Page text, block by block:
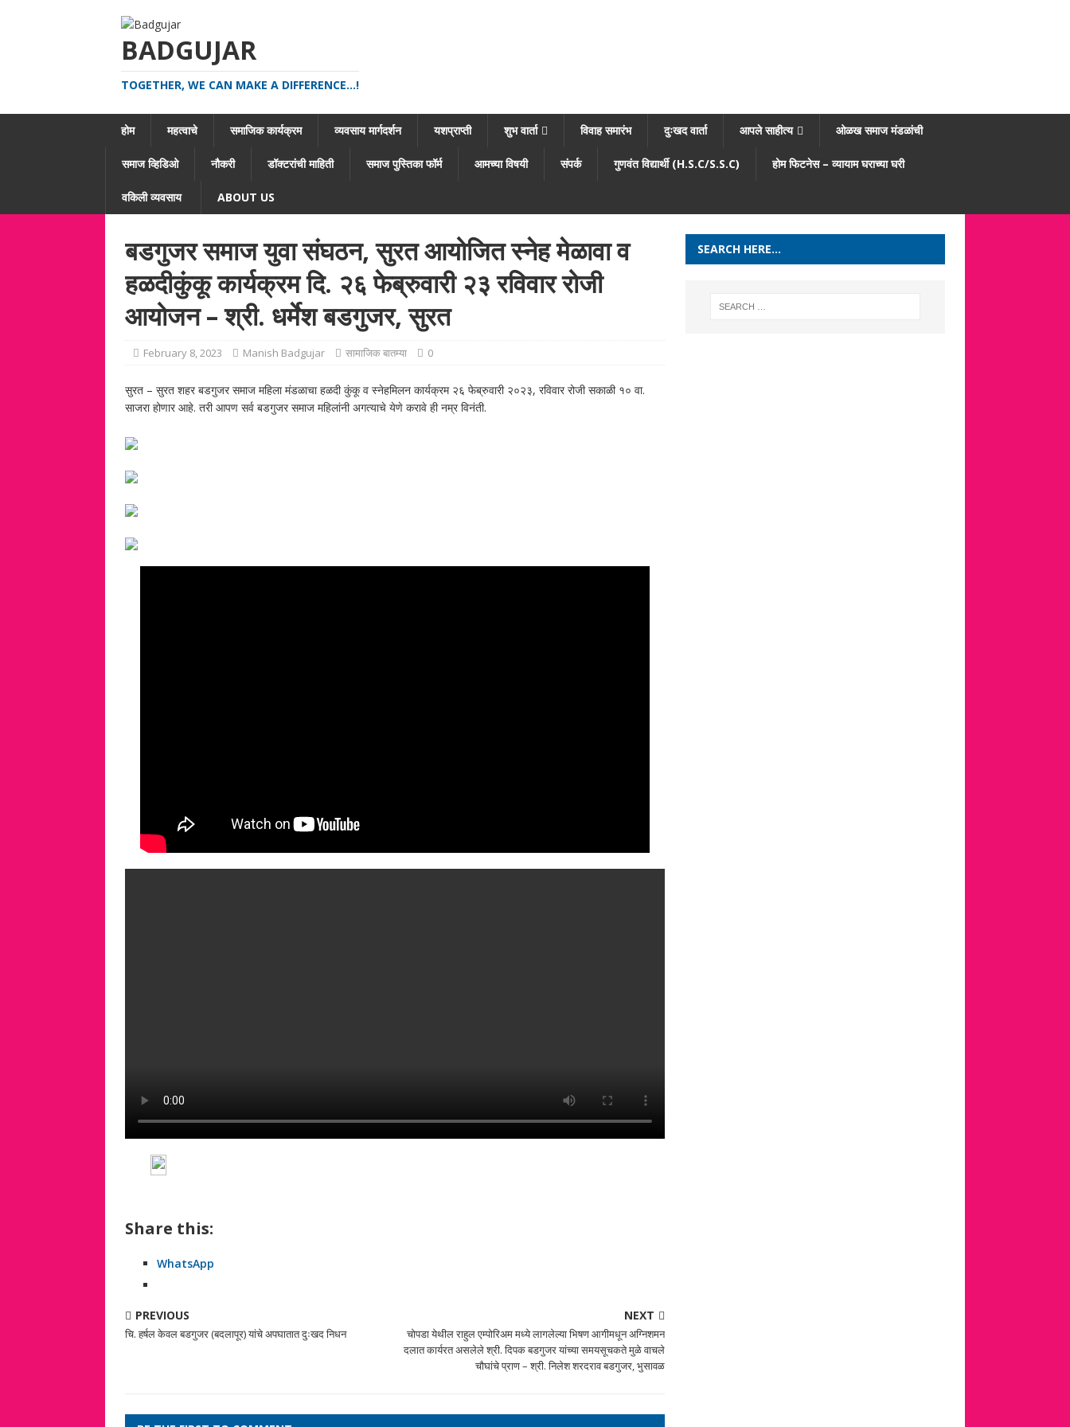
BADGUJAR
TOGETHER, WE CAN MAKE A DIFFERENCE...!
होम महत्वाचे समाजिक कार्यक्रम व्यवसाय मार्गदर्शन यशप्राप्ती शुभ वार्ता विवाह समारंभ दुःखद वार्ता आपले साहीत्य ओळख समाज मंडळांची
समाज व्हिडिओ नौकरी डॉक्टरांची माहिती समाज पुस्तिका फॉर्म आमच्या विषयी संपर्क गुणवंत विद्यार्थी (H.S.C/S.S.C) होम फिटनेस – व्यायाम घराच्या घरी
वकिली व्यवसाय ABOUT US
बडगुजर समाज युवा संघठन, सुरत आयोजित स्नेह मेळावा व
हळदीकुंकू कार्यक्रम दि. २६ फेब्रुवारी २३ रविवार रोजी
आयोजन – श्री. धर्मेश बडगुजर, सुरत
February 8, 2023 Manish Badgujar सामाजिक बातम्या 0
सुरत – सुरत शहर बडगुजर समाज महिला मंडळाचा हळदी कुंकू व स्नेहमिलन कार्यक्रम २६ फेब्रुवारी २०२३, रविवार रोजी सकाळी १० वा.
साजरा होणार आहे. तरी आपण सर्व बडगुजर समाज महिलांनी अगत्याचे येणे करावे ही नम्र विनंती.
Share this:
WhatsApp
PREVIOUS
चि. हर्षल केवल बडगुजर (बदलापूर) यांचे अपघातात दुःखद निधन
NEXT
चोपडा येथील राहुल एम्पोरिअम मध्ये लागलेल्या भिषण आगीमधून अग्निशमन
दलात कार्यरत असलेले श्री. दिपक बडगुजर यांच्या समयसूचकते मुळे वाचले
चौघांचे प्राण – श्री. निलेश शरदराव बडगुजर, भुसावळ
SEARCH HERE…